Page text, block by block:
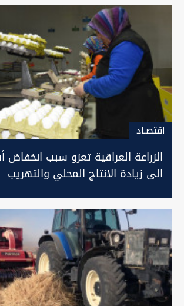
اقتصـاد
الزراعة العراقية تعزو سبب انخفاض
الى زيادة الانتاج المحلي والتهريب